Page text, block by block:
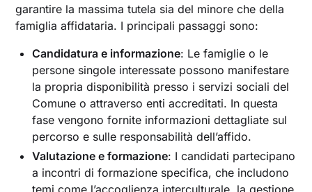
garantire la massima tutela sia del minore che della
famiglia affidataria. I principali passaggi sono:
Candidatura e informazione: Le famiglie o le
persone singole interessate possono manifestare
la propria disponibilità presso i servizi sociali del
Comune o attraverso enti accreditati. In questa
fase vengono fornite informazioni dettagliate sul
percorso e sulle responsabilità dell’affido.
Valutazione e formazione: I candidati partecipano
a incontri di formazione specifica, che includono
temi come l’accoglienza interculturale, la gestione